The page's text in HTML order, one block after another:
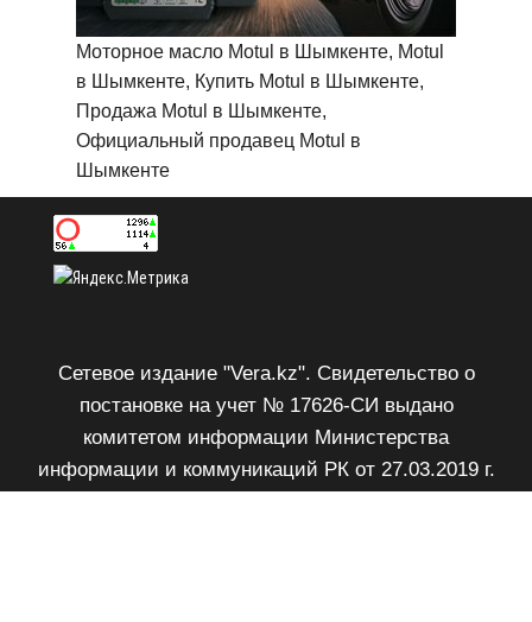
Моторное масло Motul в Шымкенте, Motul
в Шымкенте, Купить Motul в Шымкенте,
Продажа Motul в Шымкенте,
Официальный продавец Motul в
Шымкенте
Сетевое издание "Vera.kz". Свидетельство о
постановке на учет № 17626-СИ выдано
комитетом информации Министерства
информации и коммуникаций РК от 27.03.2019 г.